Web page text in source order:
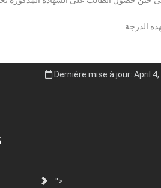
الدرجة.
Dernière mise à jour: April 4,
">